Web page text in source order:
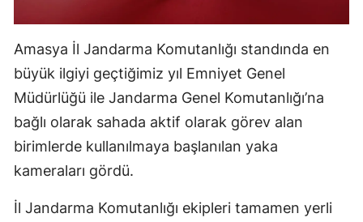
Amasya İl Jandarma Komutanlığı standında en
büyük ilgiyi geçtiğimiz yıl Emniyet Genel
Müdürlüğü ile Jandarma Genel Komutanlığı’na
bağlı olarak sahada aktif olarak görev alan
birimlerde kullanılmaya başlanılan yaka
kameraları gördü.
İl Jandarma Komutanlığı ekipleri tamamen yerli